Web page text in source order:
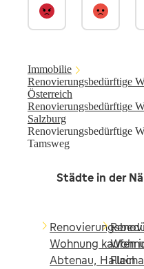
Immobilie
Renovierungsbedürftige
Österreich
Renovierungsbedürftige
Salzburg
Renovierungsbedürftige
Tamsweg
Städte in der
Wohnung kaufen
Abtenau, Hallein